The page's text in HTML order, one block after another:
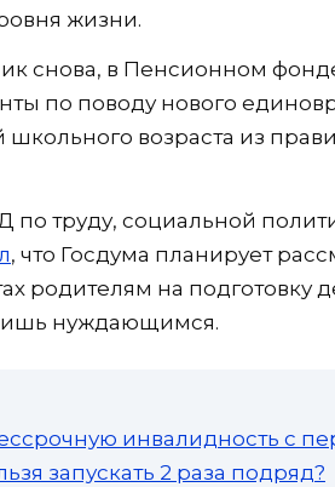
жизни.
снова, в Пенсионном
по поводу нового
возраста из
по труду, социальной
, что Госдума планирует
родителям на подготовку
нуждающимся.
инвалидность с
запускать 2 раза подряд?